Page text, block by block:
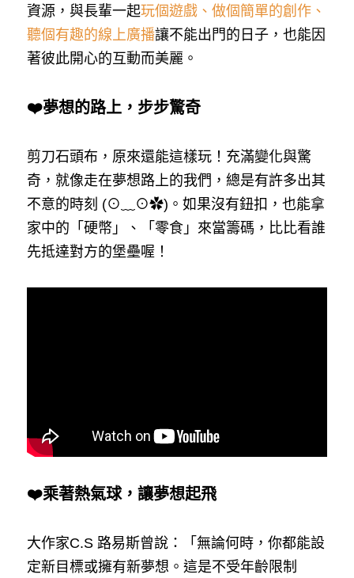
資源，與長輩一起玩個遊戲、做個簡單的創作、
聽個有趣的線上廣播讓不能出門的日子，也能因
著彼此開心的互動而美麗。
❤️夢想的路上，步步驚奇
剪刀石頭布，原來還能這樣玩！充滿變化與驚
奇，就像走在夢想路上的我們，總是有許多出其
不意的時刻 (⊙﹏⊙✿)。如果沒有鈕扣，也能拿
家中的「硬幣」、「零食」來當籌碼，比比看誰
先抵達對方的堡壘喔！
❤️乘著熱氣球，讓夢想起飛
大作家C.S 路易斯曾說：「無論何時，你都能設
定新目標或擁有新夢想。這是不受年齡限制